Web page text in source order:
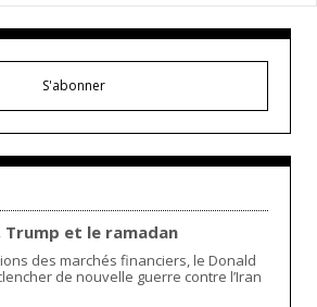
S'abonner
Trump et le ramadan
des marchés financiers, le Donald
de nouvelle guerre contre l’Iran